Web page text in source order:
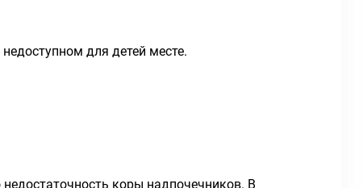
для детей месте.
коры надпочечников. В